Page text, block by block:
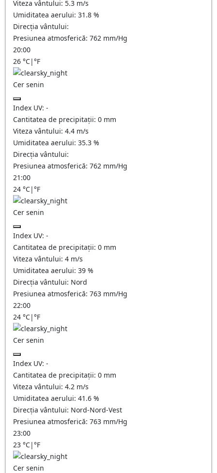
Viteza vântului: 5.3 m/s
Umiditatea aerului: 31.8 %
Direcția vântului:
Presiunea atmosferică: 762 mm/Hg
20:00
26 °C|°F
Cer senin
Index UV: -
Cantitatea de precipitații: 0 mm
Viteza vântului: 4.4 m/s
Umiditatea aerului: 35.3 %
Direcția vântului:
Presiunea atmosferică: 762 mm/Hg
21:00
24 °C|°F
Cer senin
Index UV: -
Cantitatea de precipitații: 0 mm
Viteza vântului: 4 m/s
Umiditatea aerului: 39 %
Direcția vântului: Nord
Presiunea atmosferică: 763 mm/Hg
22:00
24 °C|°F
Cer senin
Index UV: -
Cantitatea de precipitații: 0 mm
Viteza vântului: 4.2 m/s
Umiditatea aerului: 41.6 %
Direcția vântului: Nord-Nord-Vest
Presiunea atmosferică: 763 mm/Hg
23:00
23 °C|°F
Cer senin